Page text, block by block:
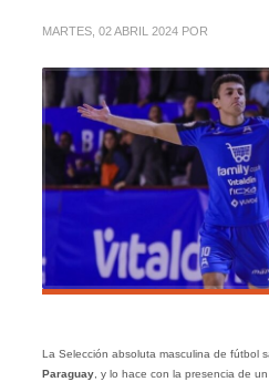
MARTES, 02 ABRIL 2024 POR
La Selección absoluta masculina de fútbol
Paraguay, y lo hace con la presencia de